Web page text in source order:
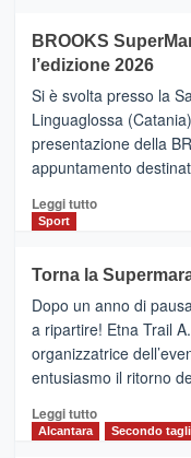
con
la
Al
via
i
collegamenti
BROOKS
l’edizione 2026
Si è svolta presso la
Linguaglossa
presentazione della
appuntamento
Leggi tuttoLeggi
BROOKS
SuperMaratona
dell’Etna,
presentata
l’edizione
2026
Sport
Torna la
Dopo un anno di
a ripartire! Etna Trail
organizzatrice
entusiasmo il ritorno
Leggi tuttoLeggi
Alcantara Secondo